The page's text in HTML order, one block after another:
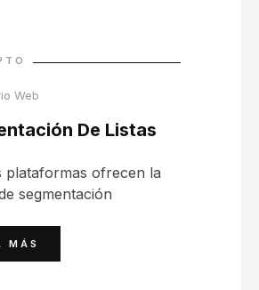
Web
De Listas
plataformas ofrecen la
segmentación
MÁS